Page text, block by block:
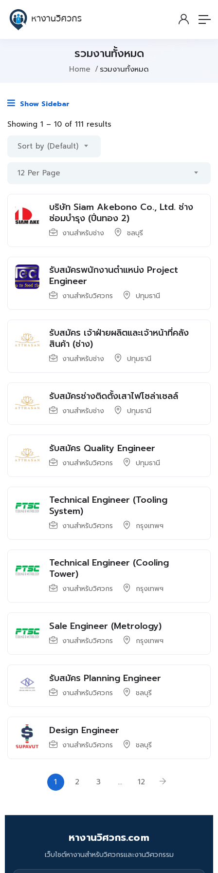
รวมงานทั้งหมด
Home รวมงานทั้งหมด
Show Sidebar
Showing 1 – 10 of 111 results
Sort by (Default)
12 Per Page
บริษัท Siam Akebono Co., Ltd. ช่าง
ซ่อมบำรุง (ปิ่นทอง 2)
งานสำหรับช่าง ชลบุรี
รับสมัครพนักงานตำแหน่ง Project
Engineer
งานสำหรับวิศวกร ปทุมธานี
รับสมัคร เจ้าฝ่ายผลิตและเจ้าหน้าที่คลัง
สินค้า (ช่าง)
งานสำหรับช่าง ปทุมธานี
รับสมัครช่างติดตั้งเสาไฟโซล่าเซลล์
งานสำหรับช่าง ปทุมธานี
รับสมัคร Quality Engineer
งานสำหรับวิศวกร ปทุมธานี
Technical Engineer (Tooling
System)
งานสำหรับวิศวกร กรุงเทพฯ
Technical Engineer (Cooling
Tower)
งานสำหรับวิศวกร กรุงเทพฯ
Sale Engineer (Metrology)
งานสำหรับวิศวกร กรุงเทพฯ
รับสมัคร Planning Engineer
งานสำหรับวิศวกร ชลบุรี
Design Engineer
งานสำหรับวิศวกร ชลบุรี
1 2 3 … 12
หางานวิศวกร.com
เว็บไซต์หางานสำหรับวิศวกรและงานวิศวกรรม